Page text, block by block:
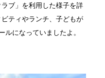
ブ」を利用した様子を詳
ティやランチ、子どもが
になっていましたよ。